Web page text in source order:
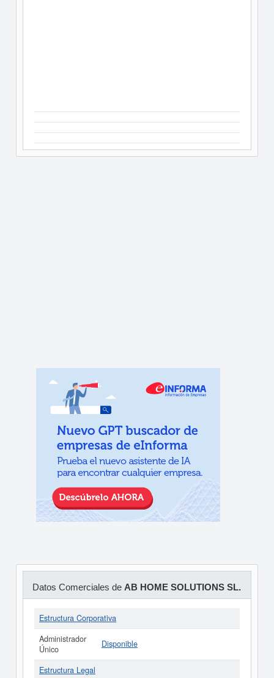
Datos Comerciales de AB HOME SOLUTIONS SL.
Estructura Corporativa
Administrador
Único
Disponible
Estructura Legal